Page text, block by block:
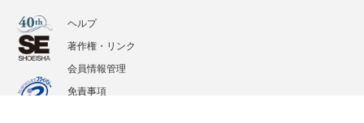
ヘルプ
著作権・リンク
会員情報管理
免責事項